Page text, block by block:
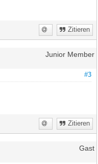
Zitieren
Junior Member
#3
Zitieren
Gast